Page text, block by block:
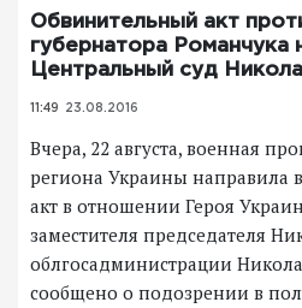
Обвинительный акт
губернатора Романчука
Центральный суд
11:49 23.08.2016
Вчера, 22 августа, военная
региона Украины направила
акт в отношении Героя
заместителя председателя
облгосадминистрации
сообщено о подозрении в